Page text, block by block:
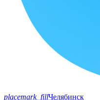
placemark_fillЧелябинск